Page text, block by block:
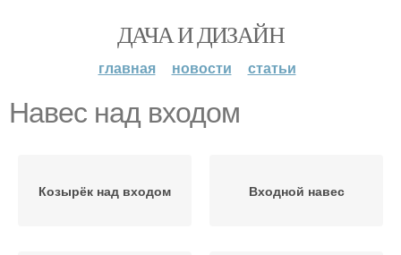
ДАЧА И ДИЗАЙН
главная новости статьи
Навес над входом
Козырёк над входом Входной навес